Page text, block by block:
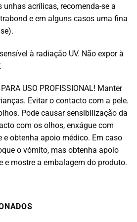
acrílicas, recomenda-se a
e em alguns casos uma fina
à radiação UV. Não expor à
PARA USO PROFISSIONAL! Manter
Evitar o contacto com a pele.
Pode causar sensibilização da
com os olhos, enxágue com
e obtenha apoio médico. Em caso
o vómito, mas obtenha apoio
e mostre a embalagem do produto.